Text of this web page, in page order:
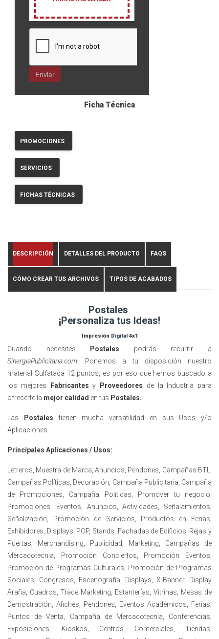
Ficha Técnica
PROMOCIONES
SERVICIOS
FICHAS TÉCNICAS
DESCRIPCIÓN DETALLES DEL PRODUCTO FAQS
CÓMO CREAR TUS ARCHIVOS TIPOS DE ACABADOS
Postales
¡Personaliza tus Ideas!
Impresión Digital 4x1
Cuando necesites Postales podrás recurrir a
SinergiaPublicitaria.com . Ponemos a tu disposición nuestro
material Sulfatada 12 puntos, es por eso que hemos buscado a
los mejores
Fabricantes y Proveedores de la Industria para
ofrecerte la mejor calidad en tus Postales.
Las Postales
tienen mucha versatilidad en sus Usos y/o
Aplicaciones.
Principales Aplicaciones / Usos:
Letreros, Muestra de Marca, Anuncios, Pendones, Campañas BTL,
Campañas Políticas, Decoración, Campaña Publicitaria, Campaña
de Promociones, Campaña Políticas, Promover tu negocio,
Promociones, Eventos, Anuncios, Actividades, Señalamientos,
Señalización, Promoción de Servicios, Productos en Ferias,
Exhibidores, Displays, POP, Stands, Fachadas de Edificios, Rejas y
Puertas, Merchandising, Publicidad, Marketing, Campañas de
Mercadotecnia, Promoción Conciertos, Promoción Eventos,
Promoción de Programas Culturales, Promoción de Programas
Sociales, Congresos, Escenografía, Displays, X-Banner, Display
Araña, Cuadros, Trade Marketing, Estanterías, Vitrinas, Mesas de
Demostración, Afiches, Pendones, Eventos Académicos, Ferias,
Puntos de Venta, Campaña de Mercadotecnia, Conferencias,
Exposiciones, Kioskos, Centros Comerciales, Tiendas,